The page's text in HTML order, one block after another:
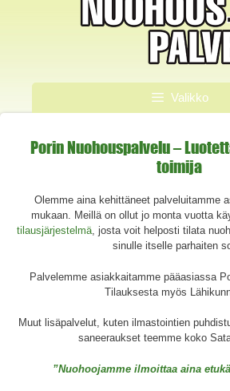
Valikko
Porin Nuohouspalvelu –
toimija
Olemme aina kehittäneet palveluitamme
mukaan. Meillä on ollut jo monta vuotta
tilausjärjestelmä, josta voit helposti tilata
sinulle itselle parhaiten
Palvelemme asiakkaitamme pääasiassa
Tilauksesta myös
Muut lisäpalvelut, kuten ilmastointien
saneeraukset teemme koko
”Nuohoojamme ilmoittaa aina